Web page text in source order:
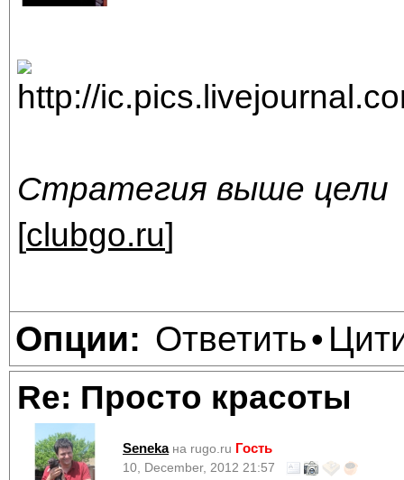
Стратегия выше цели
[clubgo.ru]
Опции: Ответить•
Re: Просто красоты
Seneka на rugo.ru Гость
10, December, 2012 21:57